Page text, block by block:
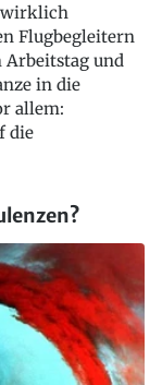
wirklich
Flugbegleitern
Arbeitstag und
in die
allem:
die